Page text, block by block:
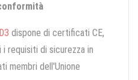
dispone di certificati CE,
requisiti di sicurezza in
membri dell'Unione